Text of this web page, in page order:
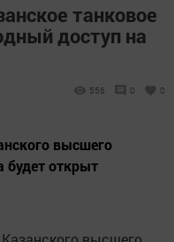
танковое
доступ на
556 0 0
высшего
будет открыт